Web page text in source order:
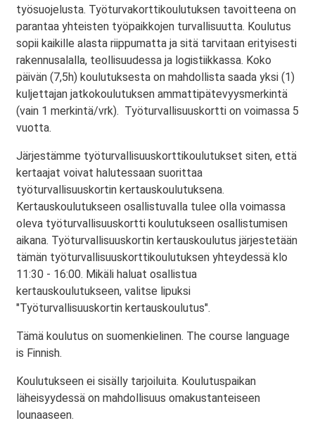
työsuojelusta. Työturvakorttikoulutuksen tavoitteena on
parantaa yhteisten työpaikkojen turvallisuutta. Koulutus
sopii kaikille alasta riippumatta ja sitä tarvitaan erityisesti
rakennusalalla, teollisuudessa ja logistiikkassa. Koko
päivän (7,5h) koulutuksesta on mahdollista saada yksi (1)
kuljettajan jatkokoulutuksen ammattipätevyysmerkintä
(vain 1 merkintä/vrk). Työturvallisuuskortti on voimassa 5
vuotta.
Järjestämme työturvallisuuskorttikoulutukset siten, että
kertaajat voivat halutessaan suorittaa
työturvallisuuskortin kertauskoulutuksena.
Kertauskoulutukseen osallistuvalla tulee olla voimassa
oleva työturvallisuuskortti koulutukseen osallistumisen
aikana. Työturvallisuuskortin kertauskoulutus järjestetään
tämän työturvallisuuskorttikoulutuksen yhteydessä klo
11:30 - 16:00. Mikäli haluat osallistua
kertauskoulutukseen, valitse lipuksi
"Työturvallisuuskortin kertauskoulutus".
Tämä koulutus on suomenkielinen. The course language
is Finnish.
Koulutukseen ei sisälly tarjoiluita. Koulutuspaikan
läheisyydessä on mahdollisuus omakustanteiseen
lounaaseen.